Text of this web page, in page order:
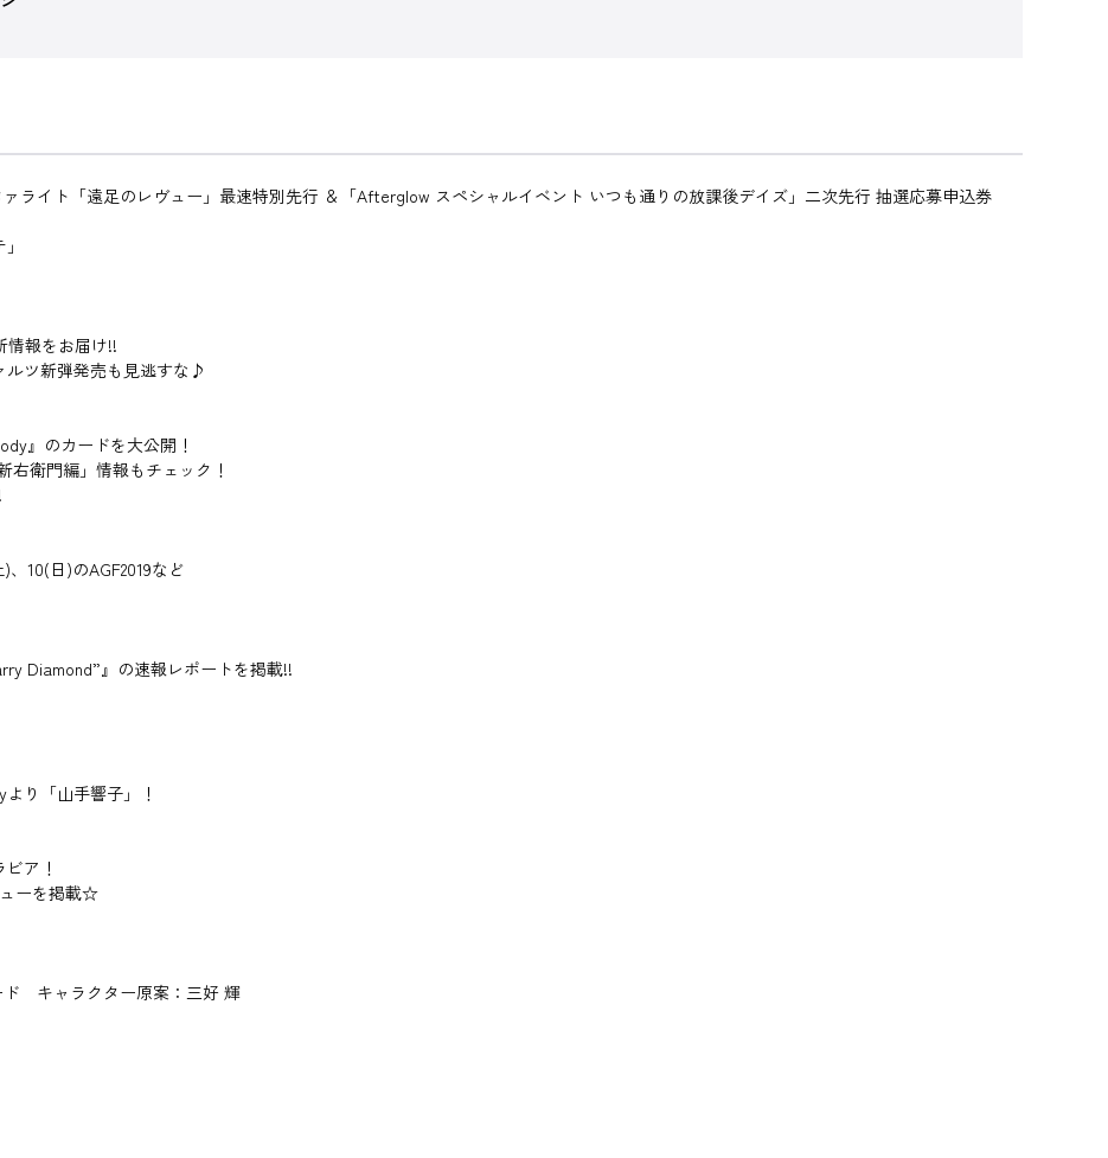
イト「遠足のレヴュー」最速特別先行 ＆「Afterglow スペシャルイベント いつも通りの放課後デイズ」二次先行 抽選応募申込券
情報をお届け!!
ルツ新弾発売も見逃すな♪
』のカードを大公開！
衛門編」情報もチェック！
10(日)のAGF2019など
Diamond”』の速報レポートを掲載!!
り「山手響子」！
ア！
ーを掲載☆
キャラクター原案：三好 輝